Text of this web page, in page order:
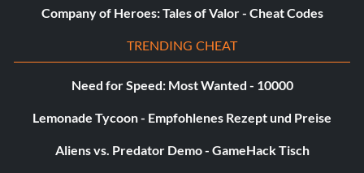
Company of Heroes: Tales of Valor - Cheat Codes
TRENDING CHEAT
Need for Speed: Most Wanted - 10000
Lemonade Tycoon - Empfohlenes Rezept und Preise
Aliens vs. Predator Demo - GameHack Tisch